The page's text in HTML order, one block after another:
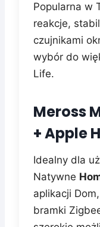
Popularna w
reakcje,
czujnikami
wybór do
Life.
Meross
+ Apple
Idealny dla
Natywne
aplikacji
bramki